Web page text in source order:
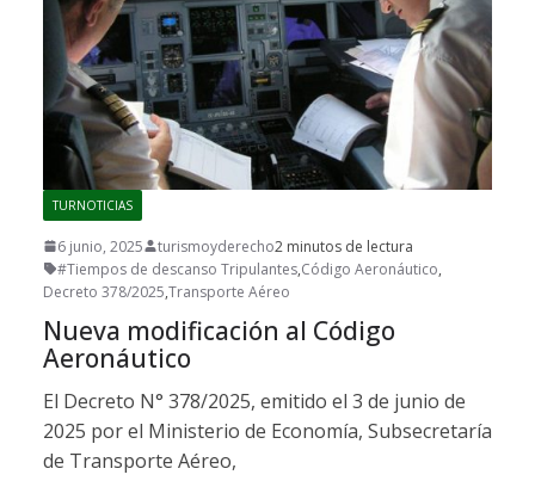
TURNOTICIAS
6 junio, 2025 turismoyderecho2 minutos de lectura
#Tiempos de descanso Tripulantes,Código Aeronáutico,
Decreto 378/2025,Transporte Aéreo
Nueva modificación al Código
Aeronáutico
El Decreto N° 378/2025, emitido el 3 de junio de
2025 por el Ministerio de Economía, Subsecretaría
de Transporte Aéreo,